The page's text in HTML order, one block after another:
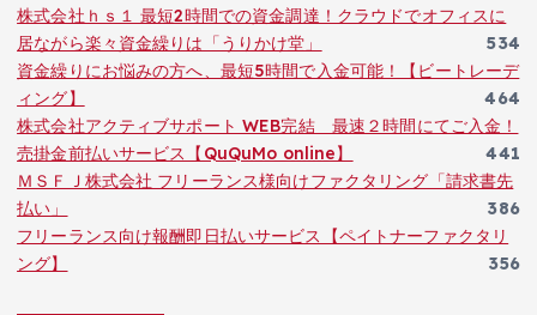
株式会社ｈｓ１ 最短2時間での資金調達！クラウドでオフィスに
居ながら楽々資金繰りは「うりかけ堂」
534
資金繰りにお悩みの方へ、最短5時間で入金可能！【ビートレーデ
ィング】
464
株式会社アクティブサポート WEB完結 最速２時間にてご入金！
売掛金前払いサービス【QuQuMo online】
441
ＭＳＦＪ株式会社 フリーランス様向けファクタリング「請求書先
払い」
386
フリーランス向け報酬即日払いサービス【ペイトナーファクタリ
ング】
356